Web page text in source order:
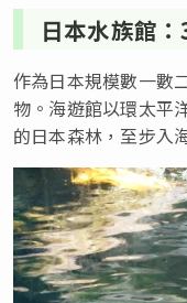
日本水族館：
作為日本規模數一數
物。海遊館以環太平
的日本森林，至步入